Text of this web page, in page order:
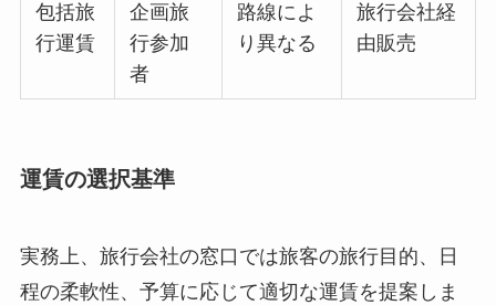
包括旅
行運賃
企画旅
行参加
者
路線によ
り異なる
旅行会社経
由販売
運賃の選択基準
実務上、旅行会社の窓口では旅客の旅行目的、日
程の柔軟性、予算に応じて適切な運賃を提案しま